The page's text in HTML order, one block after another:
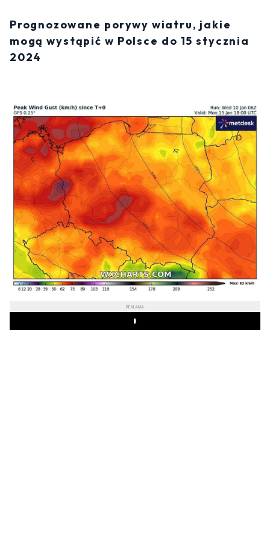
Prognozowane porywy wiatru, jakie
mogą wystąpić w Polsce do 15 stycznia
2024
REKLAMA
Play